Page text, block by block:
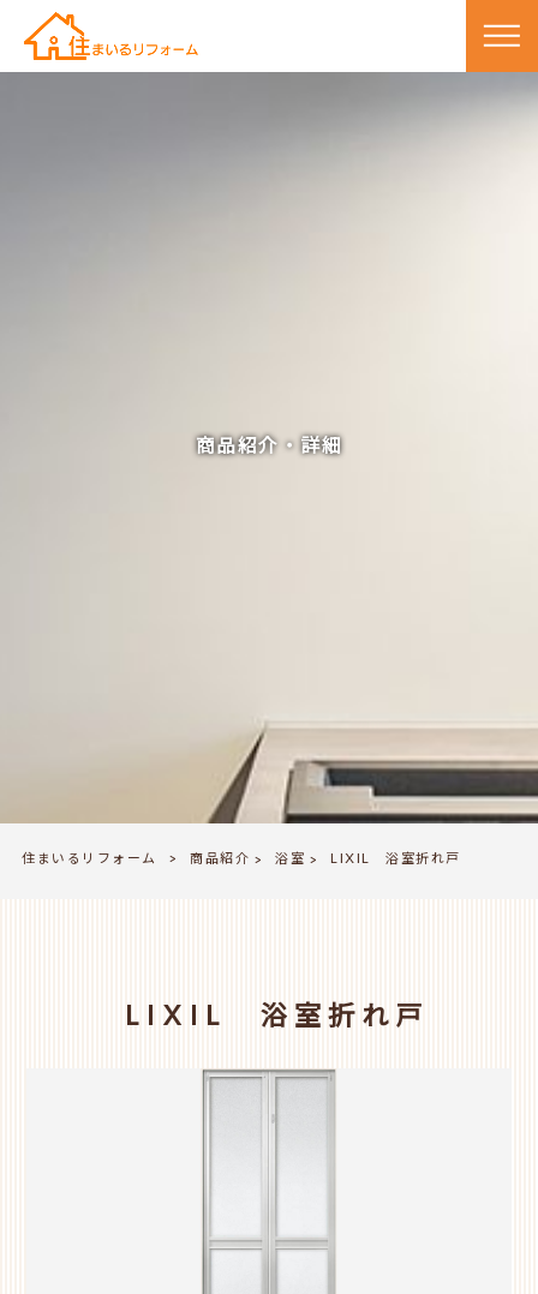
商品紹介・詳細
住まいるリフォーム > 商品紹介 > 浴室 > LIXIL 浴室折れ戸
LIXIL 浴室折れ戸